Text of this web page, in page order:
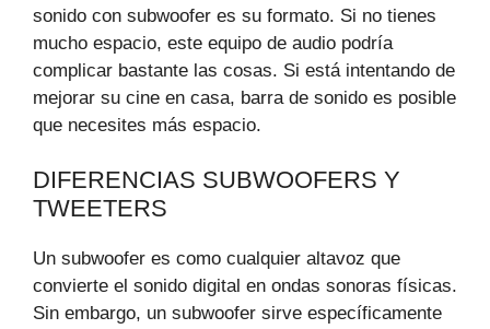
sonido con subwoofer es su formato. Si no tienes
mucho espacio, este equipo de audio podría
complicar bastante las cosas. Si está intentando de
mejorar su cine en casa, barra de sonido es posible
que necesites más espacio.
DIFERENCIAS SUBWOOFERS Y
TWEETERS
Un subwoofer es como cualquier altavoz que
convierte el sonido digital en ondas sonoras físicas.
Sin embargo, un subwoofer sirve específicamente